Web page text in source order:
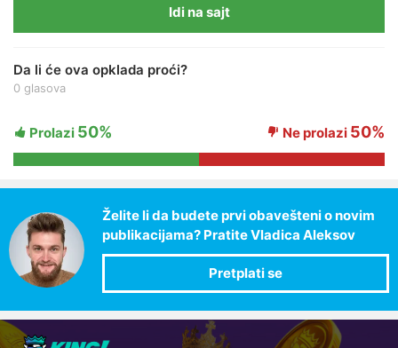
Idi na sajt
Da li će ova opklada proći?
0 glasova
Prolazi 50% Ne prolazi 50%
Želite li da budete prvi obavešteni o novim
publikacijama? Pratite Vladica Aleksov